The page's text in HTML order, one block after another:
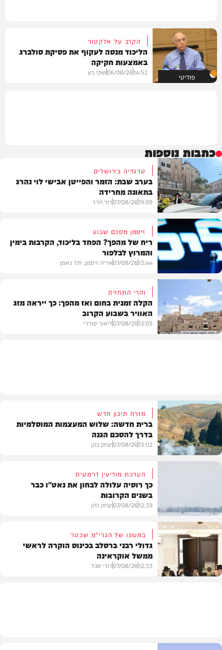
פוליטי
הקרב על אלקטור
הליכוד מנסה לעקוף את פסיקת סולברג
באמצעות חקיקה
14:52
06/08/26שוקי כץ
כתבות נוספות
בארץ
טרגדיה בירושלים
בערב שבת: הזמר והפייטן אבישי לוי נהרג
בתאונה מחרידה
19:09
07/08/26דוד חדד
פוליטי
זיסמן מסכם שבוע
ריח של מהפך? הפחד בליכוד, הקרבות בימין
והמרוץ לבלפור
13:44
07/08/26אריה זיסמן, יתד נאמן
והרי התחזית
הקלה זמנית בחום ואז מהפך: כך ייראה מזג
האוויר בשבוע הקרוב
13:05
07/08/26ליאור סודרי
מזרח תיכון חדש
ברית חדשה: שלוש המעצמות המוסלמיות
בדרך להסכם הגנה
13:02
07/08/26יצחק כהן
הערכת מודיעין דרמטית
כך רוסיה עלולה לבחון את נאט"ו כבר
בשנים הקרובות
12:39
07/08/26יצחק כהן
במעונו של הגרי"מ שכטר
גדולי רבני ברסלב בכינוס הוקרה לראשי
ממשל אוקראינה
12:33
07/08/26דודי סגל